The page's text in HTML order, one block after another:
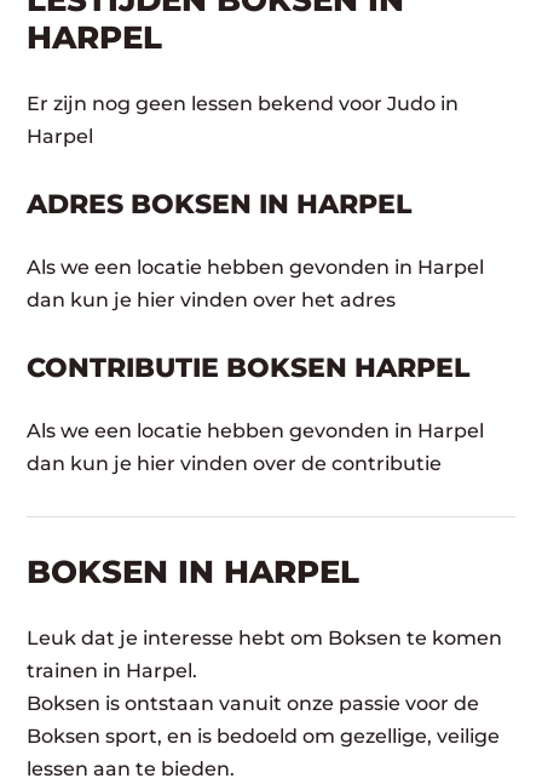
HARPEL
Er zijn nog geen lessen bekend voor Judo in
Harpel
ADRES BOKSEN IN HARPEL
Als we een locatie hebben gevonden in Harpel
dan kun je hier vinden over het adres
CONTRIBUTIE BOKSEN HARPEL
Als we een locatie hebben gevonden in Harpel
dan kun je hier vinden over de contributie
BOKSEN IN HARPEL
Leuk dat je interesse hebt om Boksen te komen
trainen in Harpel.
Boksen is ontstaan vanuit onze passie voor de
Boksen sport, en is bedoeld om gezellige, veilige
lessen aan te bieden.